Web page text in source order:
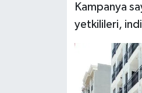
Kampanya
yetkilileri,